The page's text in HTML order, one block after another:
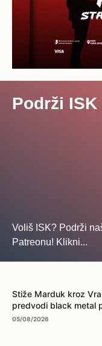
Podrži
Voliš ISK? Podrži
Patreonu! Klikni...
Stiže Marduk kroz
predvodi black metal
05/08/2026